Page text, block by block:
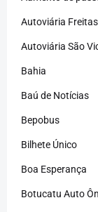
Autoviária Freitas
Autoviária São
Bahia
Baú de Notícias
Bepobus
Bilhete Único
Boa Esperança
Botucatu Auto